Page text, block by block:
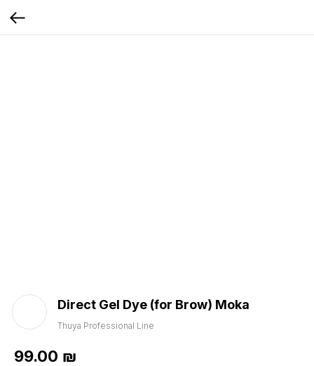
Direct Gel Dye (for Brow) Moka
Thuya Professional Line
99.00 ₪